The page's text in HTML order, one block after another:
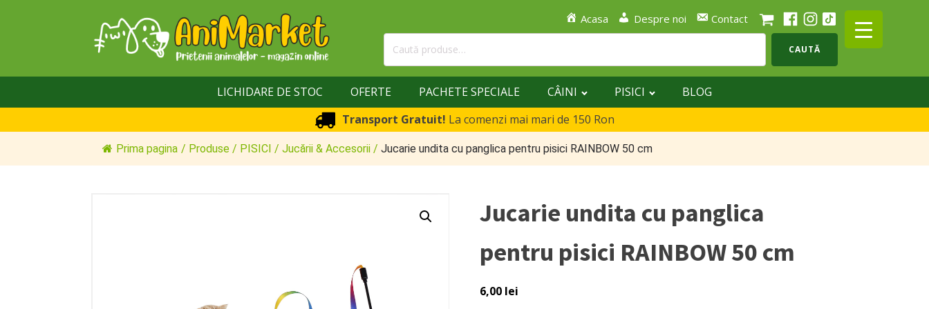
Acasa Despre noi Contact
Caută
CAUTĂ
LICHIDARE DE STOC OFERTE PACHETE SPECIALE CÂINI PISICI
BLOG
Transport Gratuit! La comenzi mai mari de 150 Ron
Prima pagina / Produse / PISICI / Jucării & Accesorii / Jucarie undita cu panglica pentru pisici RAINBOW 50 cm
Jucarie undita cu panglica
pentru pisici RAINBOW 50 cm
6,00 lei